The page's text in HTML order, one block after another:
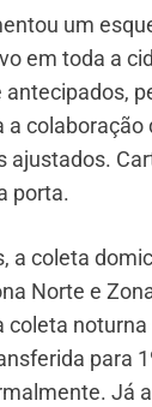
um
em toda a
ajustados.
porta.
a coleta
Norte e
coleta
para
Já